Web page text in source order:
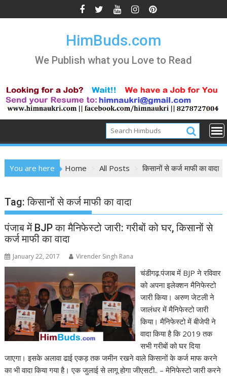
to
HimBuds.com
We Publish what you Love to Read
You are here Home All Posts किसानों से कर्ज माफी का वादा
Tag:किसानों से कर्ज माफी का वादा
पंजाब में BJP का मैनिफेस्टो जारी: गरीबों को घर, किसानों से
कर्ज माफी का वादा
January 22, 2017 Virender Singh Rana
चंडीगढ़.पंजाब में BJP ने रविवार
को अपना इलेक्शन मैनिफेस्टो
जारी किया। अरुण जेटली ने
जालंधर में मैनिफेस्टो जारी
किया। मैनिफेस्टो में बीजेपी ने
वादा किया है कि 2019 तक
सभी गरीबों को घर दिया
जाएगा। इसके अलावा ढाई एकड़ तक जमीन रखने वाले किसानों के कर्ज माफ करने
का भी वादा किया गया है। एक जुलाई से लागू होगा जीएसटी.. – मेनिफेस्टो जारी करने